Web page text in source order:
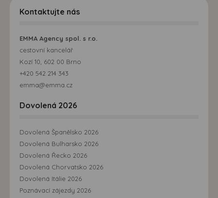
Kontaktujte nás
EMMA Agency spol. s r.o.
cestovní kancelář
Kozí 10, 602 00 Brno
+420 542 214 343
emma@emma.cz
Dovolená 2026
Dovolená Španělsko 2026
Dovolená Bulharsko 2026
Dovolená Řecko 2026
Dovolená Chorvatsko 2026
Dovolená Itálie 2026
Poznávací zájezdy 2026